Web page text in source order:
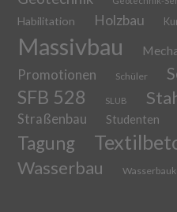
Habilitation Holzbau
Massivbau
Promotionen Schüler
SFB 528 SLUB
Straßenbau Studenten
Tagung
Wasserbau